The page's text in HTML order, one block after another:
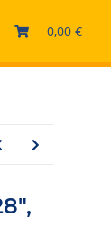
0,00 €